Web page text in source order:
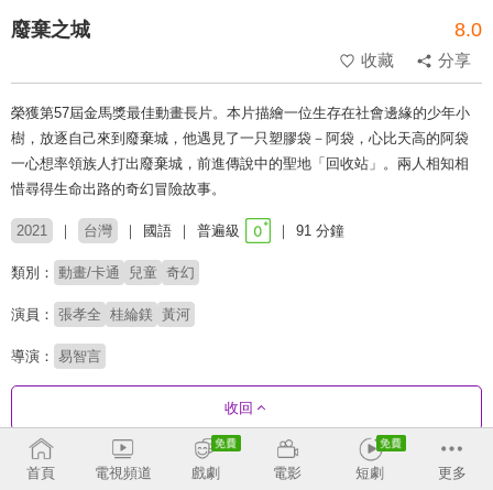
廢棄之城 8.0
收藏 分享
榮獲第57屆金馬獎最佳動畫長片。本片描繪一位生存在社會邊緣的少年小
樹，放逐自己來到廢棄城，他遇見了一只塑膠袋－阿袋，心比天高的阿袋
一心想率領族人打出廢棄城，前進傳說中的聖地「回收站」。兩人相知相
惜尋得生命出路的奇幻冒險故事。
2021 台灣 國語 普遍級 91 分鐘
類別： 動畫/卡通 兒童 奇幻
演員： 張孝全 桂綸鎂 黃河
導演： 易智言
收回
推薦影片 收合
首頁 電視頻道 戲劇 電影 短劇 更多